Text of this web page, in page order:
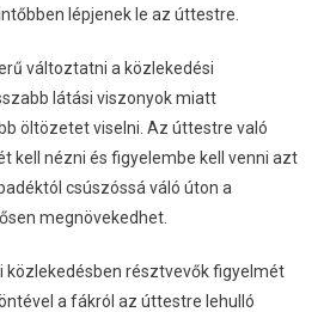
lépjenek le az úttestre.
változtatni a közlekedési
látási viszonyok miatt
öltözetet viselni. Az úttestre való
kell nézni és figyelembe kell venni azt
csúszóssá váló úton a
megnövekedhet.
közlekedésben résztvevők figyelmét
a fákról az úttestre lehulló